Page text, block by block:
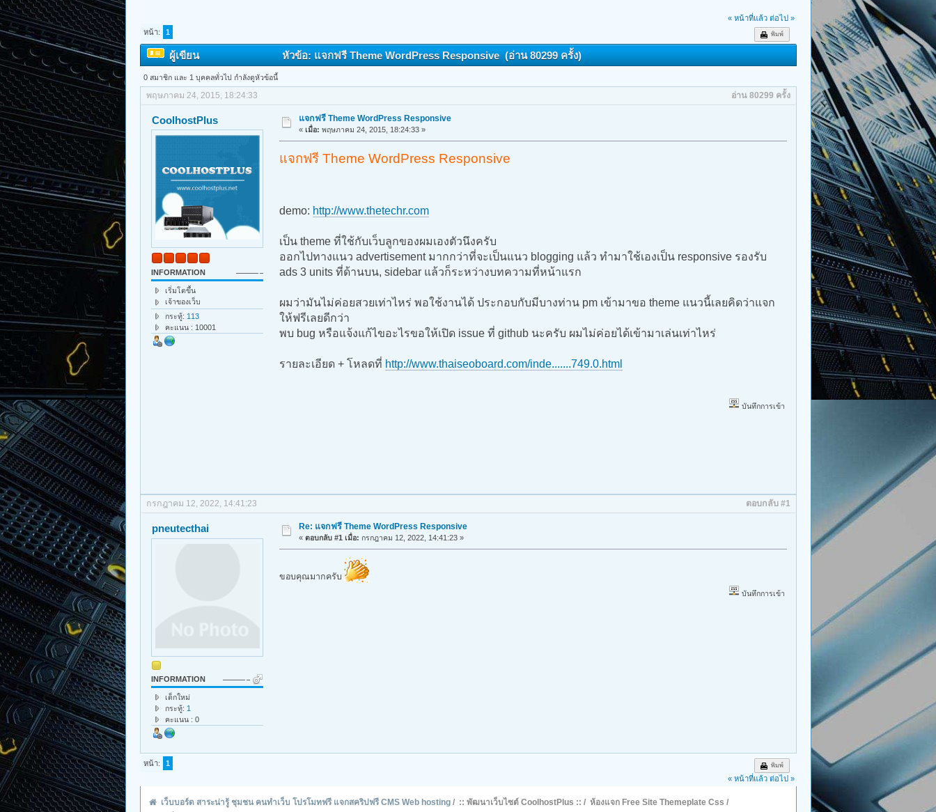
« หน้าที่แล้ว ต่อไป »
พิมพ์
หน้า: 1
ผู้เขียน หัวข้อ: แจกฟรี Theme WordPress Responsive (อ่าน 80299 ครั้ง)
0 สมาชิก และ 1 บุคคลทั่วไป กำลังดูหัวข้อนี้
พฤษภาคม 24, 2015, 18:24:33 อ่าน 80299 ครั้ง
CoolhostPlus
INFORMATION
เริ่มโตขึ้น
เจ้าของเว็บ
กระทู้: 113
คะแนน : 10001
แจกฟรี Theme WordPress Responsive
«เมื่อ: พฤษภาคม 24, 2015, 18:24:33 »
แจกฟรี Theme WordPress Responsive
demo: http://www.thetechr.com
เป็น theme ที่ใช้กับเว็บลูกของผมเองตัวนึงครับ
ออกไปทางแนว advertisement มากกว่าที่จะเป็นแนว blogging แล้ว ทำมาใช้เองเป็น responsive รองรับ
ads 3 units ที่ด้านบน, sidebar แล้วก็ระหว่างบทความที่หน้าแรก
ผมว่ามันไม่ค่อยสวยเท่าไหร่ พอใช้งานได้ ประกอบกับมีบางท่าน pm เข้ามาขอ theme แนวนี้เลยคิดว่าแจก
ให้ฟรีเลยดีกว่า
พบ bug หรือแจ้งแก้ไขอะไรขอให้เปิด issue ที่ github นะครับ ผมไม่ค่อยได้เข้ามาเล่นเท่าไหร่
รายละเอียด + โหลดที่ http://www.thaiseoboard.com/inde.......749.0.html
บันทึกการเข้า
กรกฎาคม 12, 2022, 14:41:23 ตอบกลับ #1
pneutecthai
INFORMATION
เด็กใหม่
กระทู้: 1
คะแนน : 0
Re: แจกฟรี Theme WordPress Responsive
«ตอบกลับ #1 เมื่อ: กรกฎาคม 12, 2022, 14:41:23 »
ขอบคุณมากครับ
บันทึกการเข้า
พิมพ์
หน้า:
1
« หน้าที่แล้ว ต่อไป »
เว็บบอร์ด สาระน่ารู้ ชุมชน คนทำเว็บ โปรโมทฟรี แจกสคริปฟรี CMS Web hosting/ :: พัฒนาเว็บไซต์ CoolhostPlus :: / ห้องแจก Free Site Themeplate Css /